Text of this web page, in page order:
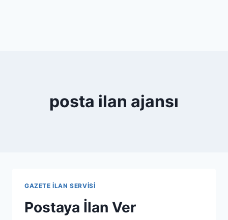
posta ilan ajansı
GAZETE İLAN SERVISI
Postaya İlan Ver